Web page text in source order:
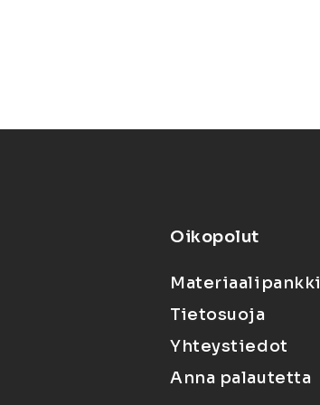
Oikopolut
Materiaalipankki
Tietosuoja
Yhteystiedot
Anna palautetta